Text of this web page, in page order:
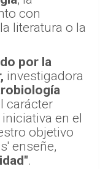
con
literatura o la
por la
investigadora
carácter
en el
objetivo
enseñe,
.